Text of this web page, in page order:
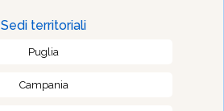
Sedi territoriali
Puglia
Campania